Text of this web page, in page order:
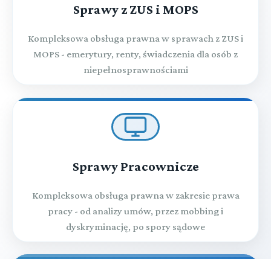
Sprawy z ZUS i MOPS
Kompleksowa obsługa prawna w sprawach z ZUS i
MOPS - emerytury, renty, świadczenia dla osób z
niepełnosprawnościami
Sprawy Pracownicze
Kompleksowa obsługa prawna w zakresie prawa
pracy - od analizy umów, przez mobbing i
dyskryminację, po spory sądowe